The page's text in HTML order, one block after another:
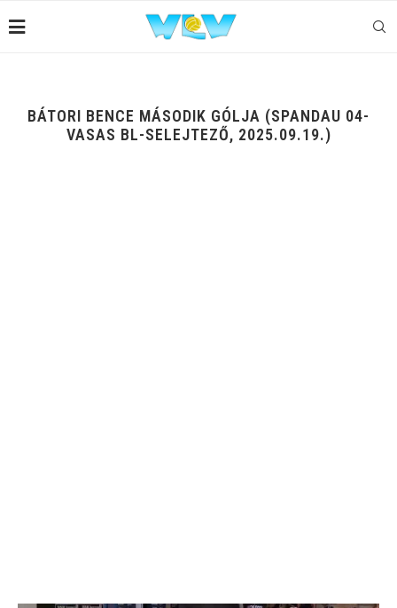
BÁTORI BENCE MÁSODIK GÓLJA (SPANDAU 04-
VASAS BL-SELEJTEZŐ, 2025.09.19.)